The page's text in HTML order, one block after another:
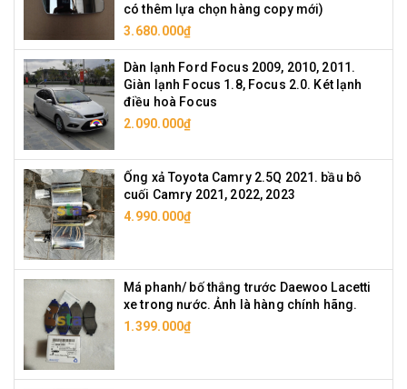
có thêm lựa chọn hàng copy mới)
3.680.000₫
Dàn lạnh Ford Focus 2009, 2010, 2011.
Giàn lạnh Focus 1.8, Focus 2.0. Két lạnh
điều hoà Focus
2.090.000₫
Ống xả Toyota Camry 2.5Q 2021. bầu bô
cuối Camry 2021, 2022, 2023
4.990.000₫
Má phanh/ bố thắng trước Daewoo Lacetti
xe trong nước. Ảnh là hàng chính hãng.
1.399.000₫